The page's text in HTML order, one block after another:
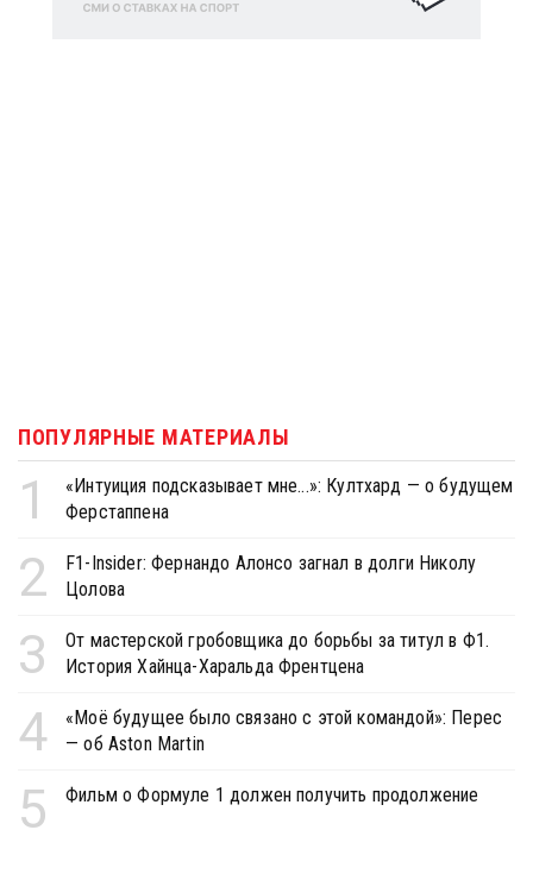
ПОПУЛЯРНЫЕ МАТЕРИАЛЫ
1
«Интуиция подсказывает мне...»: Култхард — о будущем
Ферстаппена
2
F1-Insider: Фернандо Алонсо загнал в долги Николу
Цолова
3
От мастерской гробовщика до борьбы за титул в Ф1.
История Хайнца-Харальда Френтцена
4
«Моё будущее было связано с этой командой»: Перес
— об Aston Martin
5 Фильм о Формуле 1 должен получить продолжение